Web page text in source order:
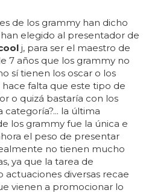
de los grammy han dicho
elegido al presentador de
j, para ser el maestro de
7 años que los grammy no
sí tienen los oscar o los
hace falta que este tipo de
o quizá bastaría con los
la última
los grammy fue la única e
el peso de presentar
no tienen mucho
ya que la tarea de
diversas recae
vienen a promocionar lo